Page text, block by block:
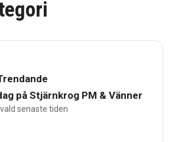
på Stjärnkrog PM & Vänner
senaste tiden